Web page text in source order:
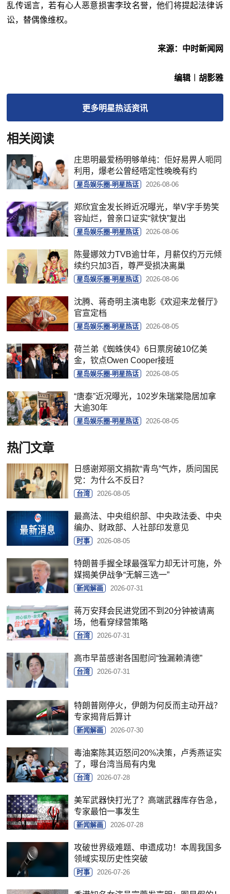
乱传谣言，若有心人恶意损害李玟名誉，他们将提起法律诉
讼，替偶像维权。
来源：中时新闻网
编辑︱胡影雅
更多明星热话资讯
相关阅读
庄思明最爱杨明够单纯：佢好易畀人呃同
利用，爆老公曾经唔定性晚晚有约
星岛娱乐圈-明星热话 2026-08-06
郑欣宜金发长辫近况曝光，举V字手势笑
容灿烂，曾亲口证实“就快”复出
星岛娱乐圈-明星热话 2026-08-06
陈曼娜效力TVB逾廿年，月薪仅约万元倾
续约只加3百，尊严受损决离巢
星岛娱乐圈-明星热话 2026-08-06
沈腾、蒋奇明主演电影《欢迎来龙餐厅》
官宣定档
星岛娱乐圈-明星热话 2026-08-05
荷兰弟《蜘蛛侠4》6日票房破10亿美
金，钦点Owen Cooper接班
星岛娱乐圈-明星热话 2026-08-05
“唐泰”近况曝光，102岁朱瑞棠隐居加拿
大逾30年
星岛娱乐圈-明星热话 2026-08-05
热门文章
日感谢郑丽文捐款“青鸟”气炸，质问国民
党：为什么不反日？
台湾 2026-08-05
最高法、中央组织部、中央政法委、中央
编办、财政部、人社部印发意见
时事 2026-08-05
特朗普手握全球最强军力却无计可施，外
媒揭美伊战争“无解三选一”
新闻解画 2026-07-31
蒋万安拜会民进党团不到20分钟被请离
场，他看穿绿营策略
台湾 2026-07-31
高市早苗感谢各国慰问“独漏赖清德”
台湾 2026-07-31
特朗普刚停火，伊朗为何反而主动开战？
专家揭背后算计
新闻解画 2026-07-30
毒油案陈其迈怒问20%决策，卢秀燕证实
了，曝台湾当局有内鬼
台湾 2026-07-28
美军武器快打光了？高端武器库存告急，
专家最怕一事发生
新闻解画 2026-07-28
攻破世界级难题、申遗成功！本周我国多
领域实现历史性突破
时事 2026-07-26